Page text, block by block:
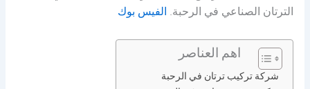
الترتان الصناعي في الرحبة. الفيس بوك
اهم العناصر
شركة تركيب ترتان في الرحبة